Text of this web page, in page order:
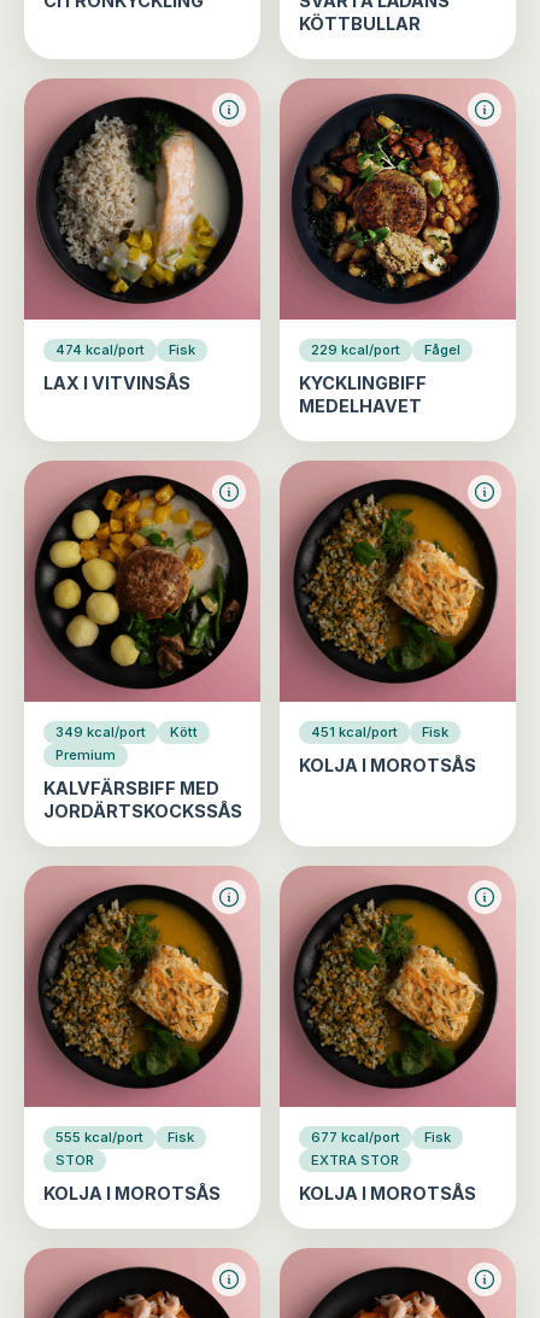
KÖTTBULLAR
474 kcal/port Fisk
LAX I VITVINSÅS
229 kcal/port Fågel
KYCKLINGBIFF
MEDELHAVET
349 kcal/port
Kött
Premium
KALVFÄRSBIFF MED
JORDÄRTSKOCKSSÅS
451 kcal/port Fisk
KOLJA I MOROTSÅS
555 kcal/port
Fisk
STOR
KOLJA I MOROTSÅS
677 kcal/port
Fisk
EXTRA STOR
KOLJA I MOROTSÅS